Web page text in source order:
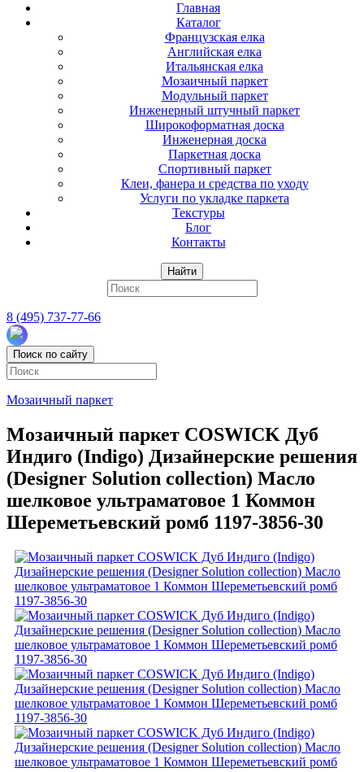
Главная
Каталог
Французская елка
Английская елка
Итальянская елка
Мозаичный паркет
Модульный паркет
Инженерный штучный паркет
Широкоформатная доска
Инженерная доска
Паркетная доска
Спортивный паркет
Клеи, фанера и средства по уходу
Услуги по укладке паркета
Текстуры
Блог
Контакты
Найти
8 (495) 737-77-66
Поиск по сайту
Мозаичный паркет
Мозаичный паркет COSWICK Дуб
Индиго (Indigo) Дизайнерские решения
(Designer Solution collection) Масло
шелковое ультраматовое 1 Коммон
Шереметьевский ромб 1197-3856-30